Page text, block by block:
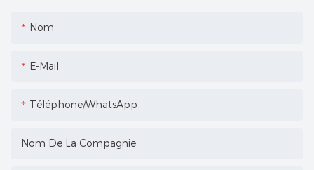
Nom
E-Mail
Téléphone/WhatsApp
Nom De La Compagnie